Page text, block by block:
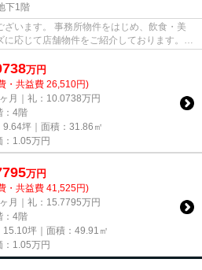
下1階
います。 事務所物件をはじめ、飲食・美
応じて店舗物件をご紹介しております。
万円
・共益費 26,510円)
月｜礼：10.0738万円
：4階
9.64坪｜面積：31.86㎡
1.05万円
万円
・共益費 41,525円)
月｜礼：15.7795万円
：4階
15.10坪｜面積：49.91㎡
1.05万円